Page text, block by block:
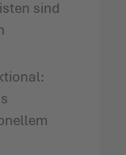
sind